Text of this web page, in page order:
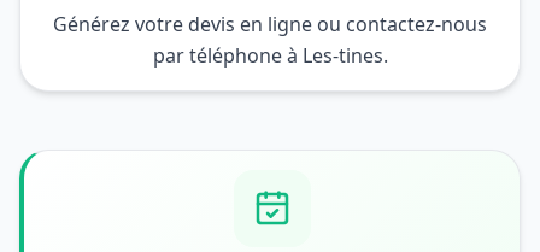
Générez votre devis en ligne ou contactez-nous
par téléphone à Les-tines.